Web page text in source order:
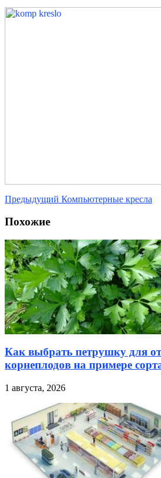
Предыдущий Компьютерные кресла
Похожие
Как выбрать петрушку для
корнеплодов на примере
1 августа, 2026